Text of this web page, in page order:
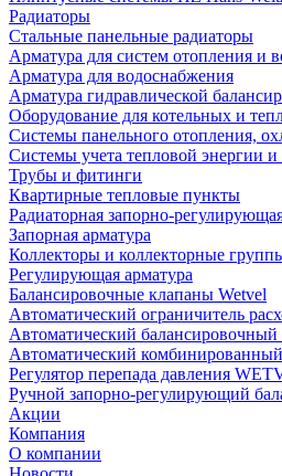
Радиаторы
Стальные панельные радиаторы
Арматура для систем отопления и
Арматура для водоснабжения
Арматура гидравлической
Оборудование для котельных и
Системы панельного отопления,
Системы учета тепловой энергии
Трубы и фитинги
Квартирные тепловые пункты
Радиаторная запорно-
Запорная арматура
Коллекторы и коллекторные
Регулирующая арматура
Балансировочные клапаны Wetvel
Автоматический ограничитель
Автоматический
Автоматический
Регулятор перепада давления
Ручной запорно-регулирующий
Акции
Компания
О компании